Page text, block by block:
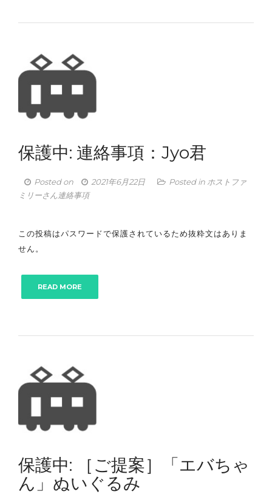
保護中: 連絡事項：Jyo君
Posted on 2021年6月22日 Posted in ホストファ
ミリーさん連絡事項
この投稿はパスワードで保護されているため抜粋文はありま
せん。
READ MORE
保護中: ［ご提案］「エバちゃ
ん」ぬいぐるみ